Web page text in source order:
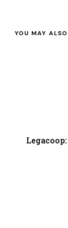
YOU MAY